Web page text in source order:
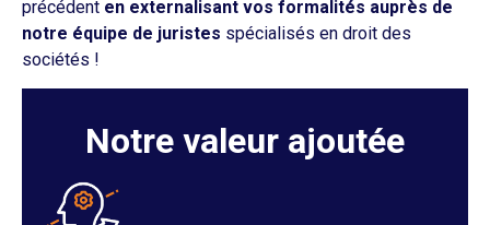
précédent en externalisant vos formalités auprès de
notre équipe de juristes spécialisés en droit des
sociétés !
Notre valeur ajoutée